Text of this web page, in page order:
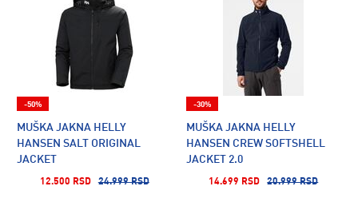
MUŠKA JAKNA HELLY
HANSEN SALT ORIGINAL
JACKET
12.500 RSD 24.999 RSD
-50%
MUŠKA JAKNA HELLY
HANSEN CREW SOFTSHELL
JACKET 2.0
14.699 RSD 20.999 RSD
-30%